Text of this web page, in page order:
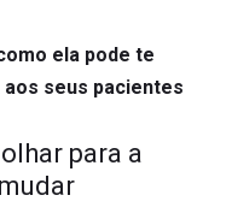
ela pode te
seus pacientes
para a